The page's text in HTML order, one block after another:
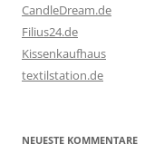
CandleDream.de
Filius24.de
Kissenkaufhaus
textilstation.de
NEUESTE KOMMENTARE